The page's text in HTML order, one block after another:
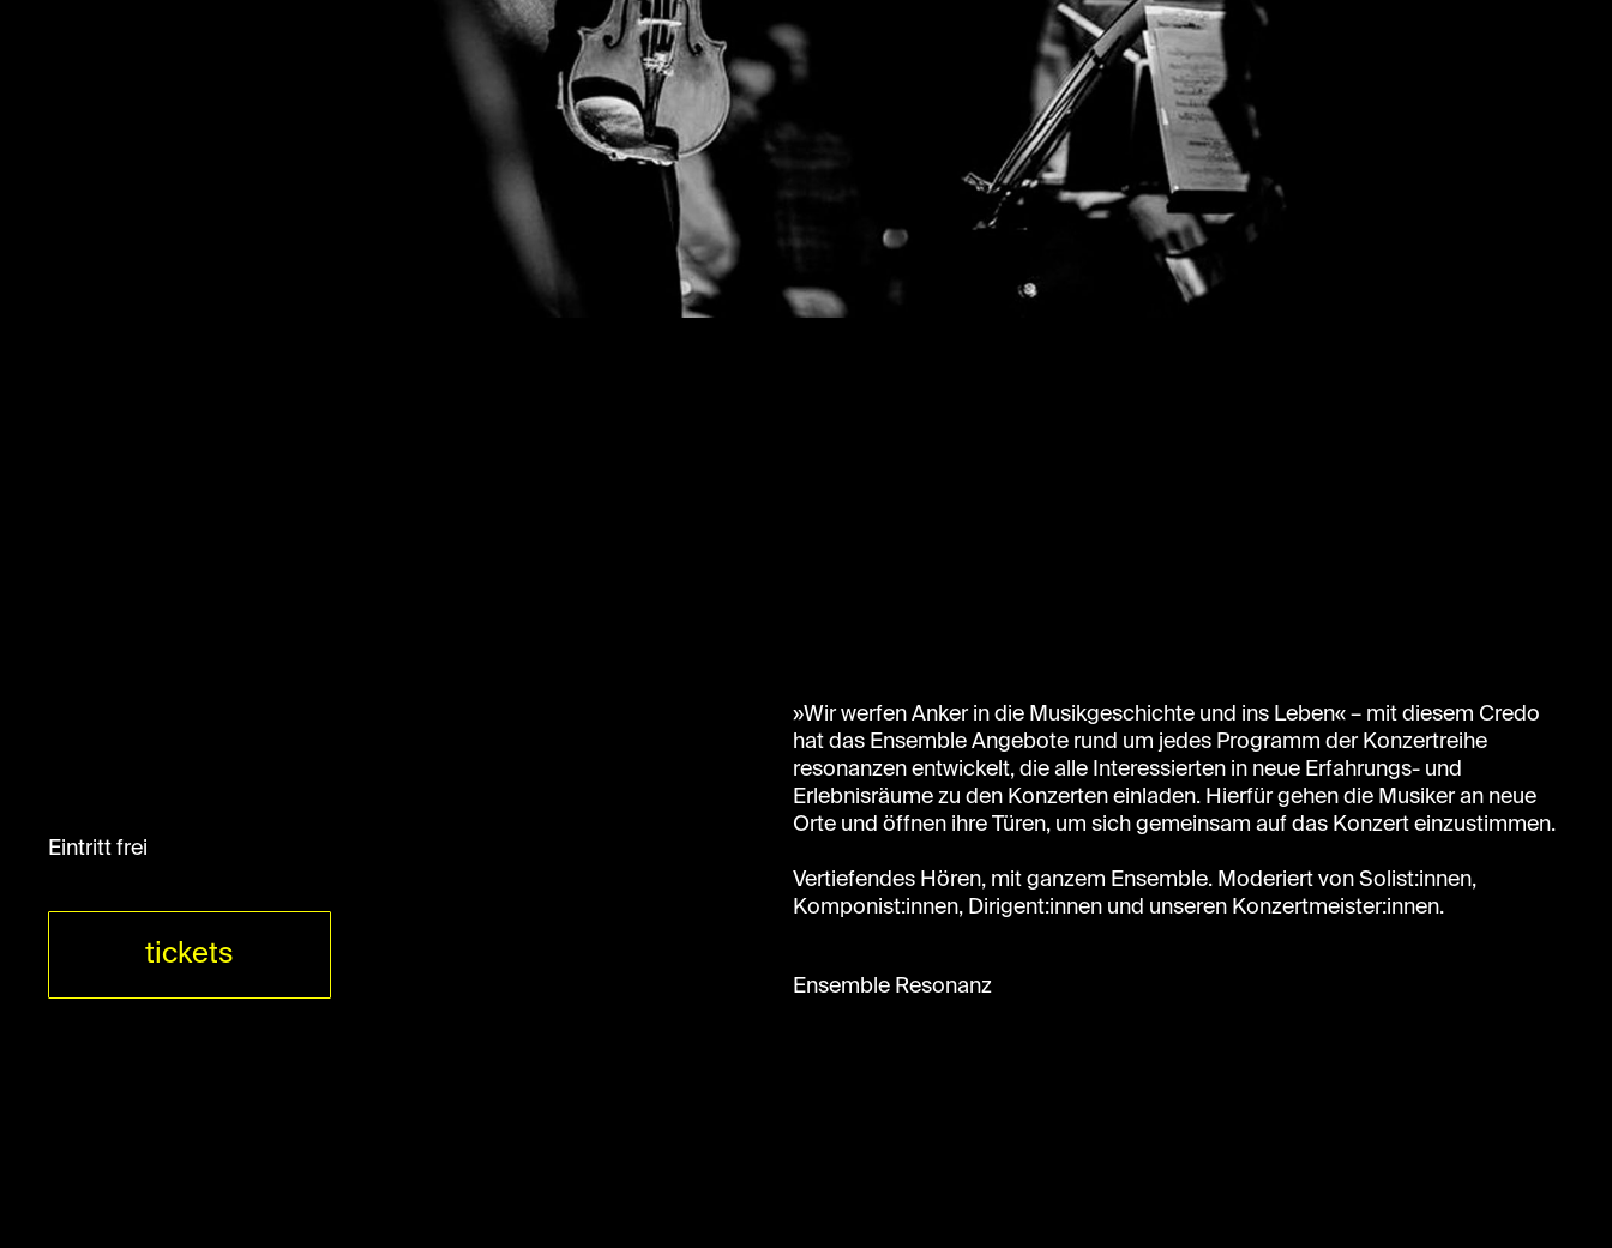
Eintritt frei
tickets
»Wir werfen Anker in die Musikgeschichte und ins Leben« – mit diesem Credo
hat das Ensemble Angebote rund um jedes Programm der Konzertreihe
resonanzen entwickelt, die alle Interessierten in neue Erfahrungs- und
Erlebnisräume zu den Konzerten einladen. Hierfür gehen die Musiker an neue
Orte und öffnen ihre Türen, um sich gemeinsam auf das Konzert einzustimmen.
Vertiefendes Hören, mit ganzem Ensemble. Moderiert von Solist:innen,
Komponist:innen, Dirigent:innen und unseren Konzertmeister:innen.
Ensemble Resonanz